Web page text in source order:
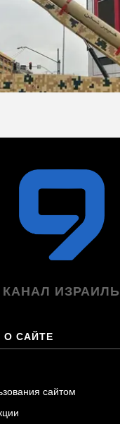
КАНАЛ ИЗРАИЛЬ
О САЙТЕ
сайтом